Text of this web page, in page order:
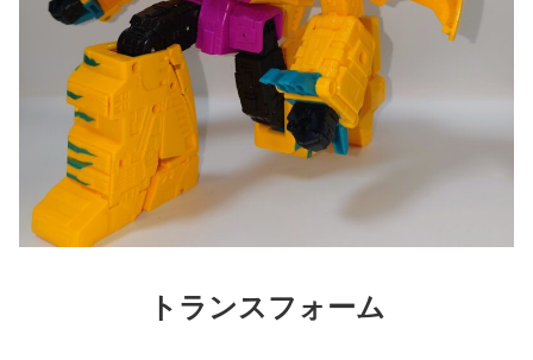
トランスフォーム